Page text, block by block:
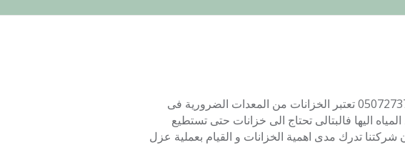
شركة عزل خزانات بالخرج اتصل بنا على الرقم 0507273739 تعتبر الخزانات من المعدات الضرورية فى
اليها فالبتالى تحتاج الى خزانات حتى تستطيع
شركتنا تدرك مدى اهمية الخزانات و القيام بعملية عزل